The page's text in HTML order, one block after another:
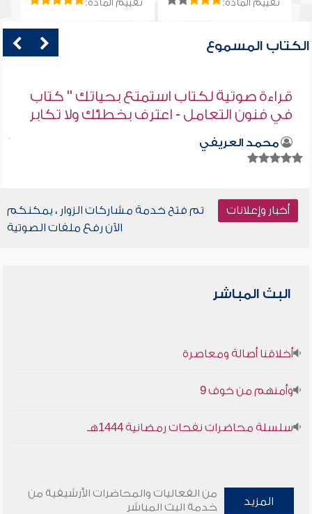
تقييم المادة: تقييم المادة:
الكتاب المسموع
قراءة صوتية لكتاب استمتع بحياتك " كتاب
في فنون التعامل - اعترف بخطئك ولا تكابر
محمد العريفي
أخبار وإعلانات
تم فتح خدمة مشاركات الزوار ، يمكنكم
الآن رفع ملفات الصوتية
البث المباشر
أخلاقنا أصالة ومعاصرة
وأمنهم من خوف 9
سلسلة محاضرات نفحات رمضانية 1444هـ
المزيد
من الفعاليات والمحاضرات الأرشيفية من
خدمة البث المباشر